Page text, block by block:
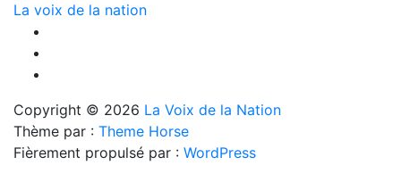
La voix de la nation
Copyright © 2026 La Voix de la Nation
Thème par : Theme Horse
Fièrement propulsé par : WordPress